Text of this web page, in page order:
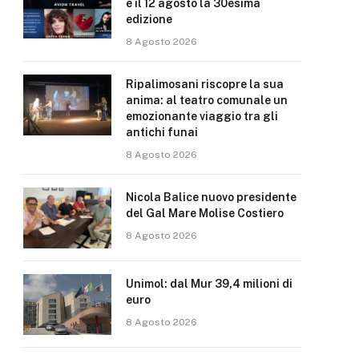
e il 12 agosto la 30esima
edizione
8 Agosto 2026
Ripalimosani riscopre la sua
anima: al teatro comunale un
emozionante viaggio tra gli
antichi funai
8 Agosto 2026
Nicola Balice nuovo presidente
del Gal Mare Molise Costiero
8 Agosto 2026
Unimol: dal Mur 39,4 milioni di
euro
8 Agosto 2026